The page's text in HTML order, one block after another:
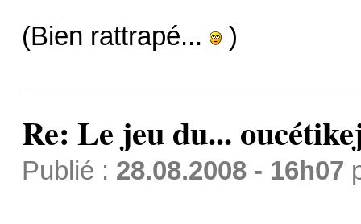
(Bien rattrapé... )
Re: Le jeu du...
Publié : 28.08.2008 - 16h07